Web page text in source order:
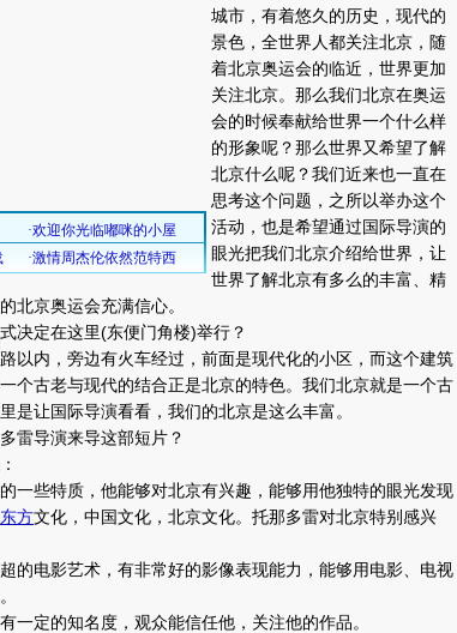
城市，有着悠久的历史，现代的
景色，全世界人都关注北京，随
着北京奥运会的临近，世界更加
关注北京。那么我们北京在奥运
会的时候奉献给世界一个什么样
的形象呢？那么世界又希望了解
北京什么呢？我们近来也一直在
思考这个问题，之所以举办这个
活动，也是希望通过国际导演的
眼光把我们北京介绍给世界，让
世界了解北京有多么的丰富、精
北京奥运会充满信心。
定在这里(东便门角楼)举行？
内，旁边有火车经过，前面是现代化的小区，而这个建筑
个古老与现代的结合正是北京的特色。我们北京就是一个古
是让国际导演看看，我们的北京是这么丰富。
导演来导这部短片？
些特质，他能够对北京有兴趣，能够用他独特的眼光发现
东方文化，中国文化，北京文化。托那多雷对北京特别感兴
电影艺术，有非常好的影像表现能力，能够用电影、电视
定的知名度，观众能信任他，关注他的作品。